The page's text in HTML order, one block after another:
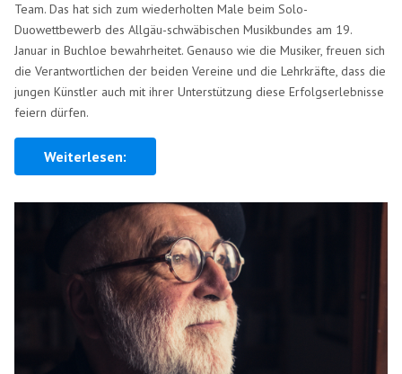
Team. Das hat sich zum wiederholten Male beim Solo-
Duowettbewerb des Allgäu-schwäbischen Musikbundes am 19.
Januar in Buchloe bewahrheitet. Genauso wie die Musiker, freuen sich
die Verantwortlichen der beiden Vereine und die Lehrkräfte, dass die
jungen Künstler auch mit ihrer Unterstützung diese Erfolgserlebnisse
feiern dürfen.
Weiterlesen: